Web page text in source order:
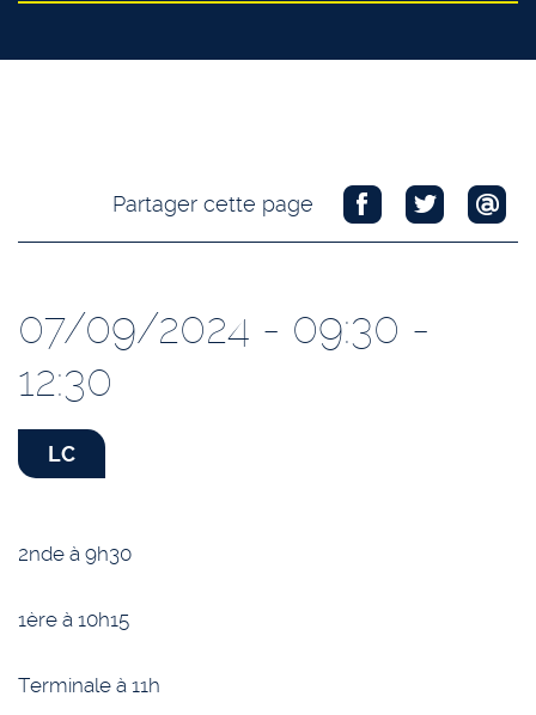
Partager cette page
07/09/2024 - 09:30 -
12:30
LC
2nde à 9h30
1ère à 10h15
Terminale à 11h